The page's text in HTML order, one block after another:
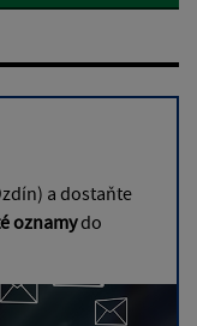
a dostaňte
oznamydo